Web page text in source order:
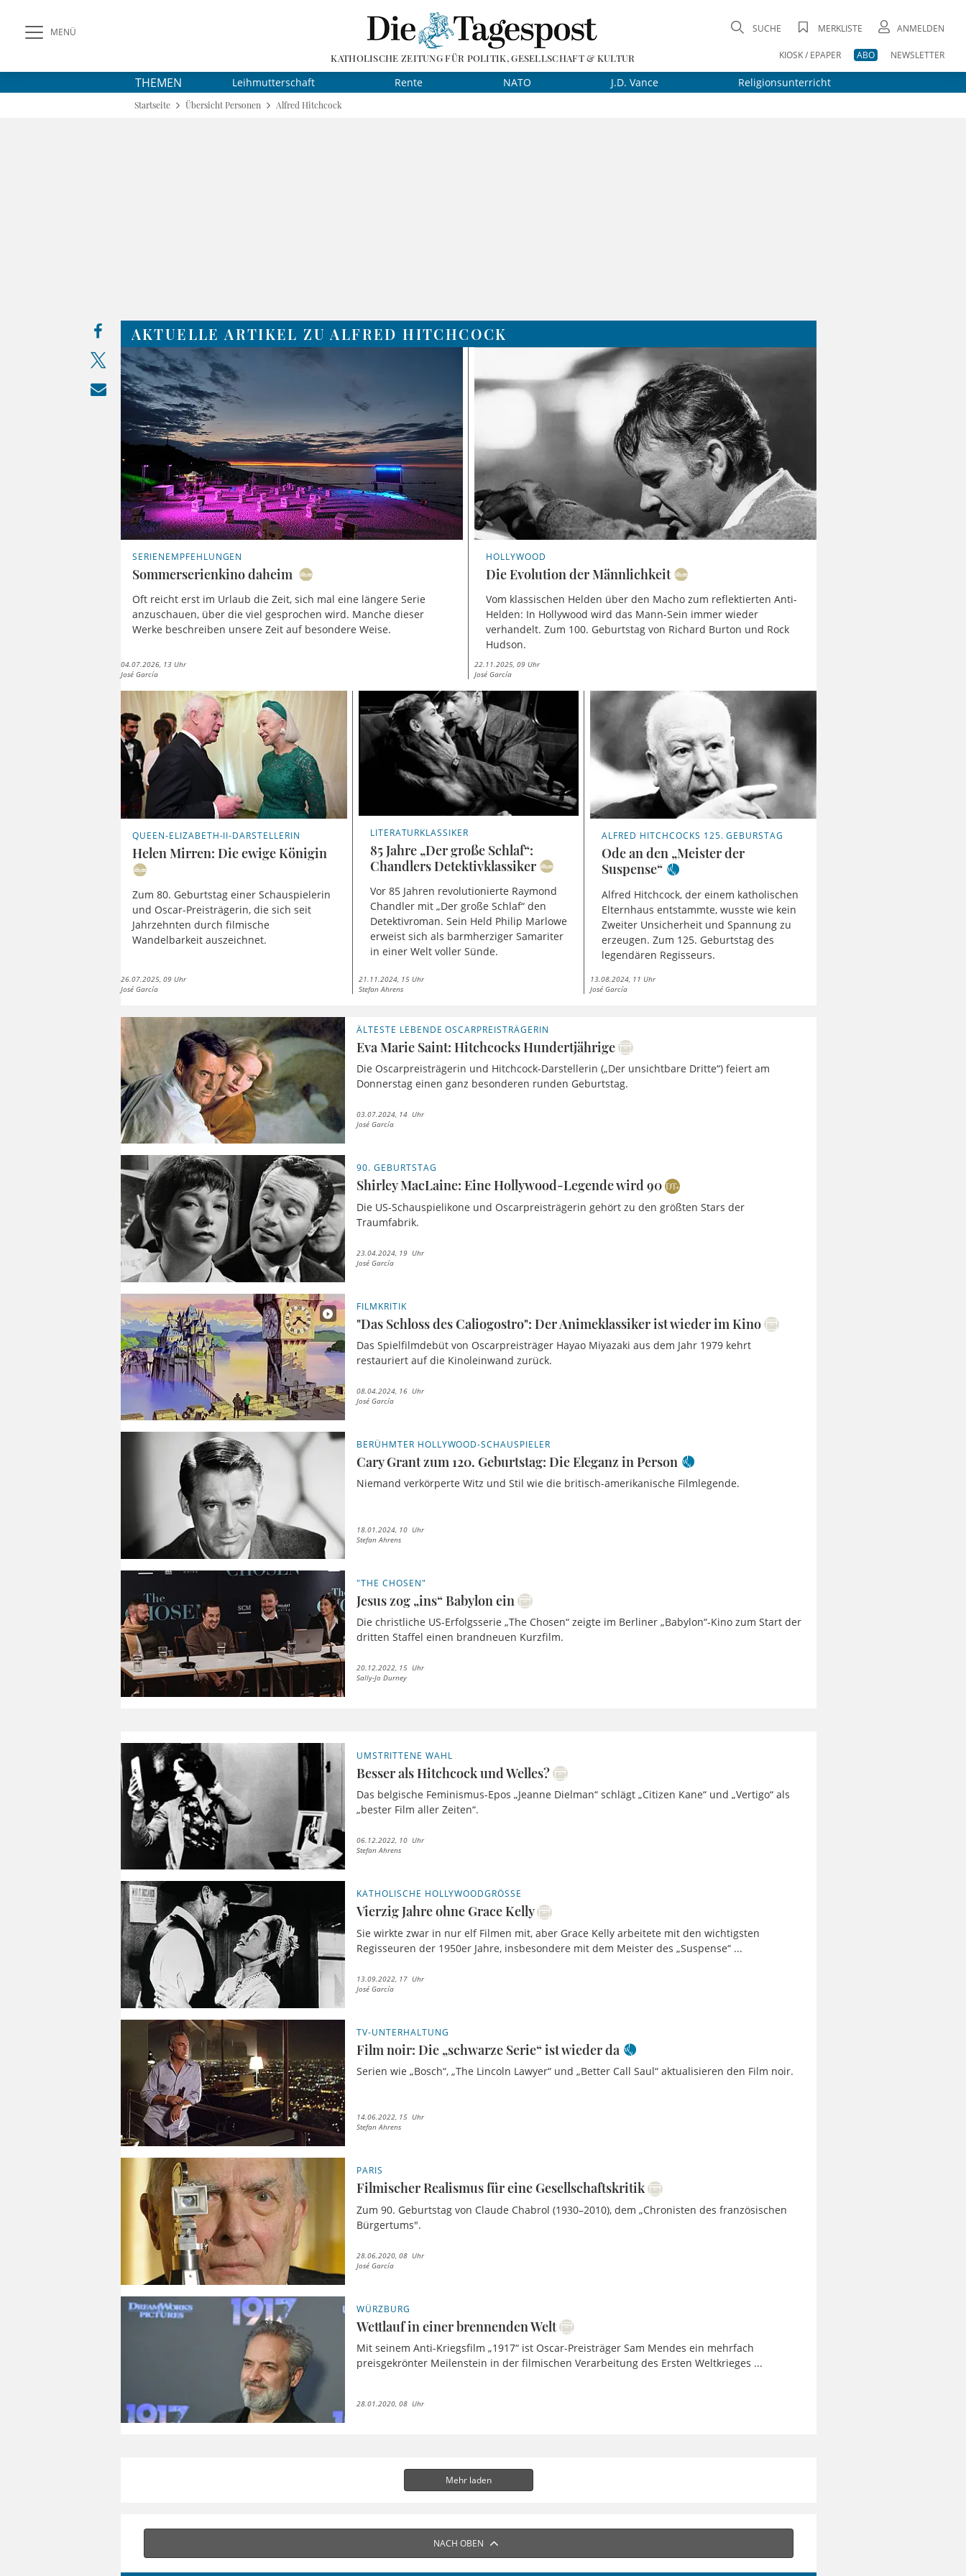
MENÜ
KATHOLISCHE ZEITUNG FÜR POLITIK, GESELLSCHAFT & KULTUR
SUCHE MERKLISTE ANMELDEN
KIOSK / EPAPER ABO NEWSLETTER
THEMEN Leihmutterschaft Rente NATO J.D. Vance Religionsunterricht
Startseite Übersicht Personen Alfred Hitchcock
AKTUELLE ARTIKEL ZU ALFRED HITCHCOCK
SERIENEMPFEHLUNGEN
Sommerserienkino daheim
Oft reicht erst im Urlaub die Zeit, sich mal eine längere Serie
anzuschauen, über die viel gesprochen wird. Manche dieser
Werke beschreiben unsere Zeit auf besondere Weise.
04.07.2026, 13 Uhr
José García
HOLLYWOOD
Die Evolution der Männlichkeit
Vom klassischen Helden über den Macho zum reflektierten Anti-
Helden: In Hollywood wird das Mann-Sein immer wieder
verhandelt. Zum 100. Geburtstag von Richard Burton und Rock
Hudson.
22.11.2025, 09 Uhr
José García
QUEEN-ELIZABETH-II-DARSTELLERIN
Helen Mirren: Die ewige Königin
Zum 80. Geburtstag einer Schauspielerin
und Oscar-Preisträgerin, die sich seit
Jahrzehnten durch filmische
Wandelbarkeit auszeichnet.
26.07.2025, 09 Uhr
José García
LITERATURKLASSIKER
85 Jahre „Der große Schlaf“:
Chandlers Detektivklassiker
Vor 85 Jahren revolutionierte Raymond
Chandler mit „Der große Schlaf“ den
Detektivroman. Sein Held Philip Marlowe
erweist sich als barmherziger Samariter
in einer Welt voller Sünde.
21.11.2024, 15 Uhr
Stefan Ahrens
ALFRED HITCHCOCKS 125. GEBURSTAG
Ode an den „Meister der
Suspense“
Alfred Hitchcock, der einem katholischen
Elternhaus entstammte, wusste wie kein
Zweiter Unsicherheit und Spannung zu
erzeugen. Zum 125. Geburtstag des
legendären Regisseurs.
13.08.2024, 11 Uhr
José García
ÄLTESTE LEBENDE OSCARPREISTRÄGERIN
Eva Marie Saint: Hitchcocks Hundertjährige
Die Oscarpreisträgerin und Hitchcock-Darstellerin („Der unsichtbare Dritte“) feiert am
Donnerstag einen ganz besonderen runden Geburtstag.
03.07.2024, 14 Uhr
José García
90. GEBURTSTAG
Shirley MacLaine: Eine Hollywood-Legende wird 90
Die US-Schauspielikone und Oscarpreisträgerin gehört zu den größten Stars der
Traumfabrik.
23.04.2024, 19 Uhr
José García
FILMKRITIK
"Das Schloss des Caliogostro": Der Animeklassiker ist wieder im Kino
Das Spielfilmdebüt von Oscarpreisträger Hayao Miyazaki aus dem Jahr 1979 kehrt
restauriert auf die Kinoleinwand zurück.
08.04.2024, 16 Uhr
José García
BERÜHMTER HOLLYWOOD-SCHAUSPIELER
Cary Grant zum 120. Geburtstag: Die Eleganz in Person
Niemand verkörperte Witz und Stil wie die britisch-amerikanische Filmlegende.
18.01.2024, 10 Uhr
Stefan Ahrens
"THE CHOSEN"
Jesus zog „ins“ Babylon ein
Die christliche US-Erfolgsserie „The Chosen“ zeigte im Berliner „Babylon“-Kino zum Start der
dritten Staffel einen brandneuen Kurzfilm.
20.12.2022, 15 Uhr
Sally-Jo Durney
UMSTRITTENE WAHL
Besser als Hitchcock und Welles?
Das belgische Feminismus-Epos „Jeanne Dielman“ schlägt „Citizen Kane“ und „Vertigo“ als
„bester Film aller Zeiten“.
06.12.2022, 10 Uhr
Stefan Ahrens
KATHOLISCHE HOLLYWOODGRÖSSE
Vierzig Jahre ohne Grace Kelly
Sie wirkte zwar in nur elf Filmen mit, aber Grace Kelly arbeitete mit den wichtigsten
Regisseuren der 1950er Jahre, insbesondere mit dem Meister des „Suspense“ ...
13.09.2022, 17 Uhr
José García
TV-UNTERHALTUNG
Film noir: Die „schwarze Serie“ ist wieder da
Serien wie „Bosch“, „The Lincoln Lawyer“ und „Better Call Saul“ aktualisieren den Film noir.
14.06.2022, 15 Uhr
Stefan Ahrens
PARIS
Filmischer Realismus für eine Gesellschaftskritik
Zum 90. Geburtstag von Claude Chabrol (1930–2010), dem „Chronisten des französischen
Bürgertums".
28.06.2020, 08 Uhr
José García
WÜRZBURG
Wettlauf in einer brennenden Welt
Mit seinem Anti-Kriegsfilm „1917“ ist Oscar-Preisträger Sam Mendes ein mehrfach
preisgekrönter Meilenstein in der filmischen Verarbeitung des Ersten Weltkrieges ...
28.01.2020, 08 Uhr
Mehr laden
NACH OBEN